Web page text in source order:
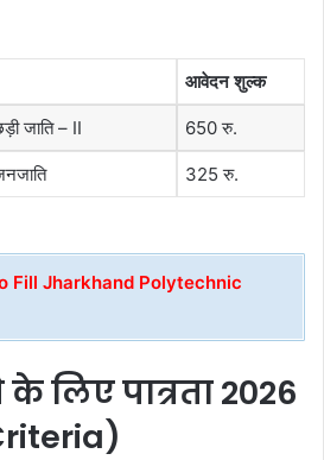
आवेदन शुल्क
जाति – II 650 रु.
325 रु.
Fill Jharkhand Polytechnic
पात्रता 2026